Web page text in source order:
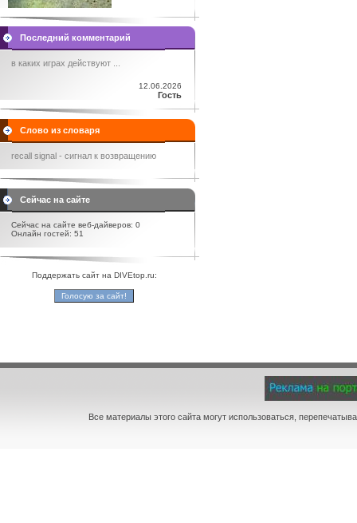
Последний комментарий
в каких играх действуют ...
12.06.2026
Гость
Слово из словаря
recall signal - сигнал к возвращению
Сейчас на сайте
Сейчас на сайте веб-дайверов: 0
Онлайн гостей: 51
Поддержать сайт на DIVEtop.ru:
Все материалы этого сайта могут использоваться,